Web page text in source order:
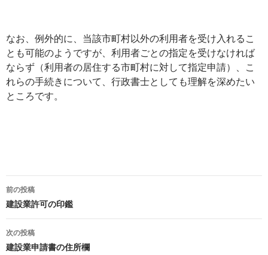
なお、例外的に、当該市町村以外の利用者を受け入れるこ
とも可能のようですが、利用者ごとの指定を受けなければ
ならず（利用者の居住する市町村に対して指定申請）、こ
れらの手続きについて、行政書士としても理解を深めたい
ところです。
投
稿
ナ
ビ
前の投稿
建設業許可の印鑑
次の投稿
建設業申請書の住所欄